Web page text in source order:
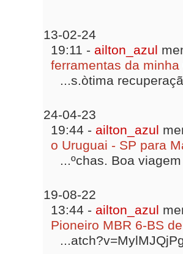
13-02-24
19:11 - ailton_azul
ferramentas da minha
...s.òtima
24-04-23
19:44 - ailton_azul
o Uruguai - SP para
...ºchas. Boa
19-08-22
13:44 - ailton_azul
Pioneiro MBR 6-BS